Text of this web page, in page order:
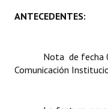
Digesto
ANTECEDENTES:
Nota de fecha
Comunicación